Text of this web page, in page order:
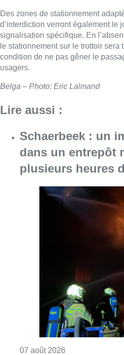
Des zones de stationnement
d’interdiction verront également le
signalisation spécifique. En
le stationnement sur le trottoir sera
condition de ne pas gêner le
usagers.
Belga – Photo: Eric Lalmand
Lire aussi :
Schaerbeek : un
dans un entrepôt
plusieurs heures
07 août 2026